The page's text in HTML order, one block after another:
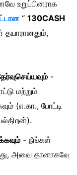
உறுப்பினராக
“ 130CASH
தயாரானதும்,
-
மற்றும்
(எ.கா., போட்டி
- நீங்கள்
அவை தானாகவே